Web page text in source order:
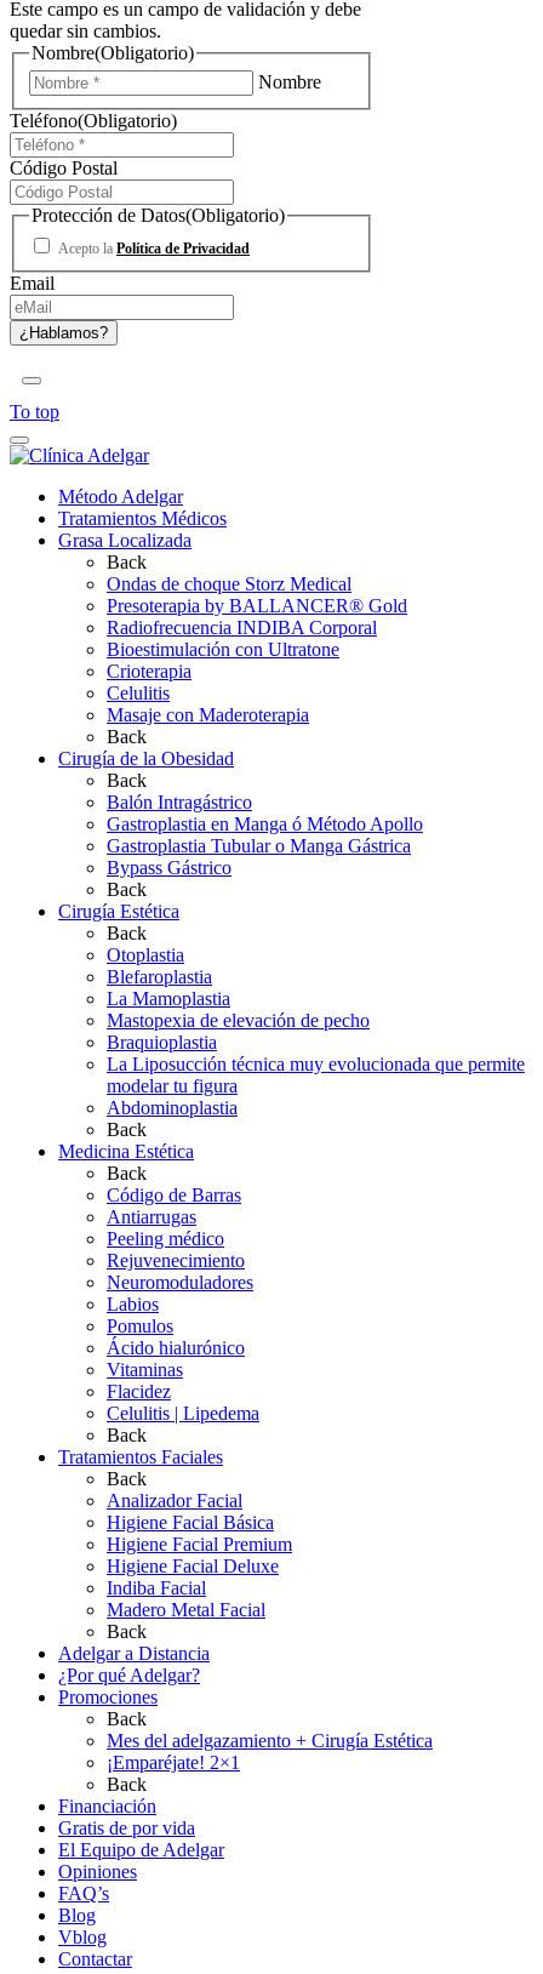
Este campo es un campo de validación y debe
quedar sin cambios.
Nombre(Obligatorio)
Nombre
Teléfono(Obligatorio)
Código Postal
Protección de Datos(Obligatorio)
Acepto la Política de Privacidad
Email
To top
Método Adelgar
Tratamientos Médicos
Grasa Localizada
Back
Ondas de choque Storz Medical
Presoterapia by BALLANCER® Gold
Radiofrecuencia INDIBA Corporal
Bioestimulación con Ultratone
Crioterapia
Celulitis
Masaje con Maderoterapia
Back
Cirugía de la Obesidad
Back
Balón Intragástrico
Gastroplastia en Manga ó Método Apollo
Gastroplastia Tubular o Manga Gástrica
Bypass Gástrico
Back
Cirugía Estética
Back
Otoplastia
Blefaroplastia
La Mamoplastia
Mastopexia de elevación de pecho
Braquioplastia
La Liposucción técnica muy evolucionada que permite
modelar tu figura
Abdominoplastia
Back
Medicina Estética
Back
Código de Barras
Antiarrugas
Peeling médico
Rejuvenecimiento
Neuromoduladores
Labios
Pomulos
Ácido hialurónico
Vitaminas
Flacidez
Celulitis | Lipedema
Back
Tratamientos Faciales
Back
Analizador Facial
Higiene Facial Básica
Higiene Facial Premium
Higiene Facial Deluxe
Indiba Facial
Madero Metal Facial
Back
Adelgar a Distancia
¿Por qué Adelgar?
Promociones
Back
Mes del adelgazamiento + Cirugía Estética
¡Emparéjate! 2×1
Back
Financiación
Gratis de por vida
El Equipo de Adelgar
Opiniones
FAQ’s
Blog
Vblog
Contactar